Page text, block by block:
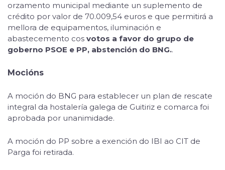
orzamento municipal mediante un suplemento de
crédito por valor de 70.009,54 euros e que permitirá a
mellora de equipamentos, iluminación e
abastecemento cos votos a favor do grupo de
goberno PSOE e PP, abstención do BNG..
Mocións
A moción do BNG para establecer un plan de rescate
integral da hostalería galega de Guitiriz e comarca foi
aprobada por unanimidade.
A moción do PP sobre a exención do IBI ao CIT de
Parga foi retirada.